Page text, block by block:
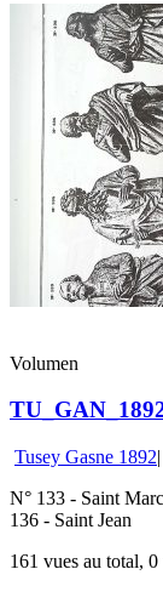
Volumen
Tusey Gasne 1892|
N° 133 - Saint
136 - Saint Jean
161 vues au total,